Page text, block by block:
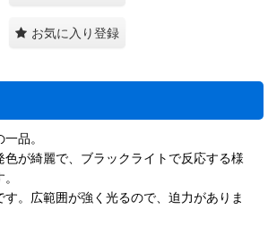
お気に入り登録
品。
が綺麗で、ブラックライトで反応する様
。広範囲が強く光るので、迫力がありま